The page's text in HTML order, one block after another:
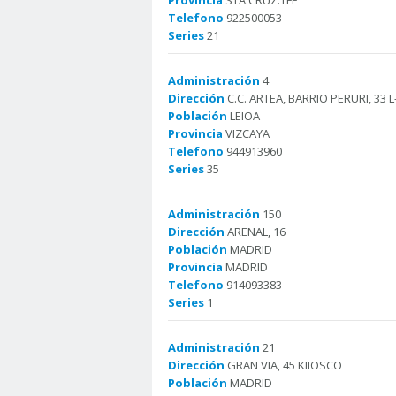
Telefono 922500053
Series21
Administración 4
Dirección C.C. ARTEA, BARRIO PERURI, 33
Población LEIOA
Provincia VIZCAYA
Telefono 944913960
Series35
Administración 150
Dirección ARENAL, 16
Población MADRID
Provincia MADRID
Telefono 914093383
Series 1
Administración 21
Dirección GRAN VIA, 45 KIIOSCO
Población MADRID